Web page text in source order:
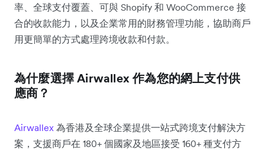
率、全球支付覆蓋、可與 Shopify 和 WooCommerce 接
合的收款能力，以及企業常用的財務管理功能，協助商戶
用更簡單的方式處理跨境收款和付款。
為什麼選擇 Airwallex 作為您的網上支付供
應商？
Airwallex 為香港及全球企業提供一站式跨境支付解決方
案，支援商戶在 180+ 個國家及地區接受 160+ 種支付方